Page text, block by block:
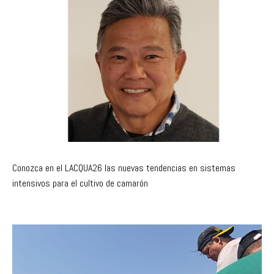
Conozca en el LACQUA26 las nuevas tendencias en sistemas
intensivos para el cultivo de camarón